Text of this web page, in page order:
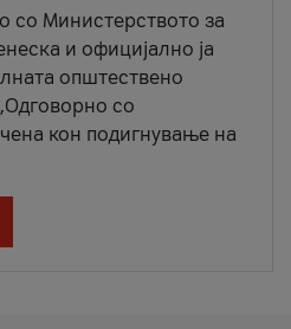
со Министерството за
и официјално ја
општествено
со
кон подигнување на